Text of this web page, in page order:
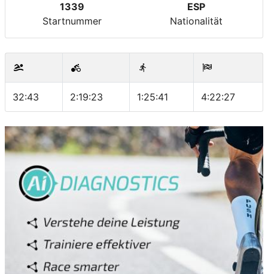
1339
Startnummer
ESP
Nationalität
32:43 2:19:23 1:25:41 4:22:27